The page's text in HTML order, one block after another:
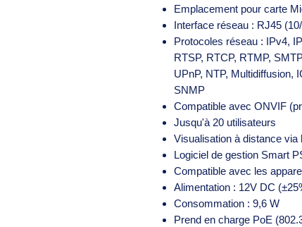
Emplacement pour carte
Interface réseau : RJ45
Protocoles réseau : IPv4,
RTSP, RTCP, RTMP,
UPnP, NTP, Multidiffusion,
SNMP
Compatible avec ONVIF
Jusqu'à 20 utilisateurs
Visualisation à distance
Logiciel de gestion Smart
Compatible avec les
Alimentation : 12V DC
Consommation : 9,6 W
Prend en charge PoE